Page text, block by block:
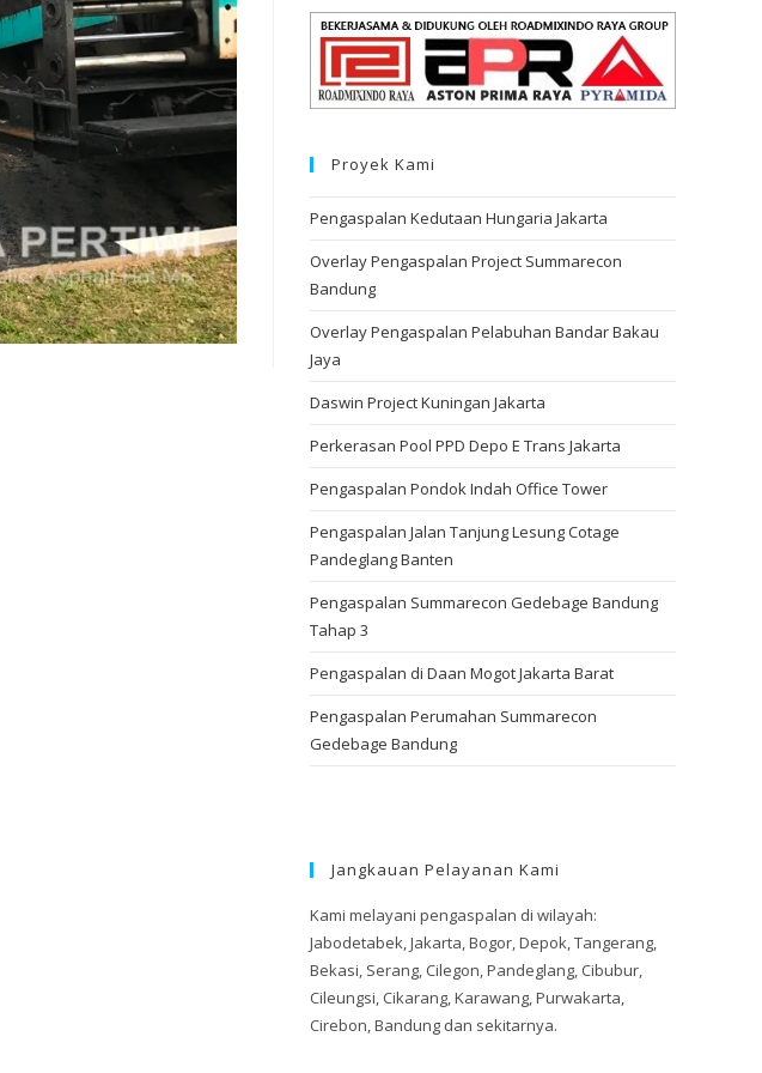
Proyek Kami
Pengaspalan Kedutaan Hungaria Jakarta
Overlay Pengaspalan Project Summarecon
Bandung
Overlay Pengaspalan Pelabuhan Bandar Bakau
Jaya
Daswin Project Kuningan Jakarta
Perkerasan Pool PPD Depo E Trans Jakarta
Pengaspalan Pondok Indah Office Tower
Pengaspalan Jalan Tanjung Lesung Cotage
Pandeglang Banten
Pengaspalan Summarecon Gedebage Bandung
Tahap 3
Pengaspalan di Daan Mogot Jakarta Barat
Pengaspalan Perumahan Summarecon
Gedebage Bandung
Jangkauan Pelayanan Kami
Kami melayani pengaspalan di wilayah:
Jabodetabek, Jakarta, Bogor, Depok, Tangerang,
Bekasi, Serang, Cilegon, Pandeglang, Cibubur,
Cileungsi, Cikarang, Karawang, Purwakarta,
Cirebon, Bandung dan sekitarnya.